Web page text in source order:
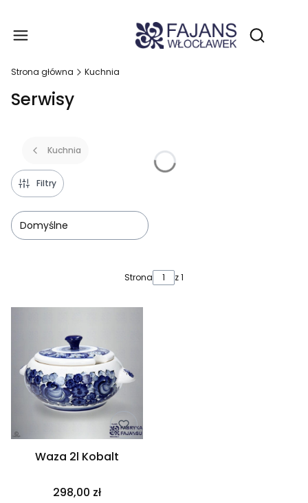
Otwórz
Strona główna Kuchnia
Serwisy
Kuchnia
Filtry
Domyślne
Strona z 1
Waza 2l Kobalt
298,00 zł